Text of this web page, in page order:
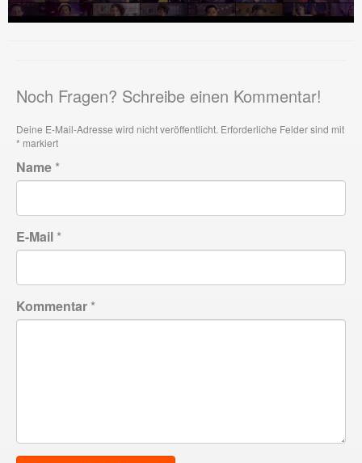
Noch Fragen? Schreibe einen Kommentar!
Deine E-Mail-Adresse wird nicht veröffentlicht. Erforderliche Felder sind mit
* markiert
Name *
E-Mail *
Kommentar *